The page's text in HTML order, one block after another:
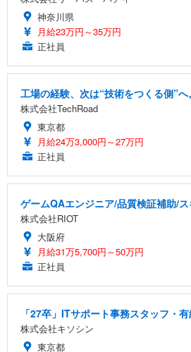
神奈川県
月給23万円～35万円
正社員
工場の経験、次は“技術をつくる側”
株式会社TechRoad
東京都
月給24万3,000円～27万円
正社員
ゲームQAエンジニア/品質検証補助/
株式会社RIOT
大阪府
月給31万5,700円～50万円
正社員
「27卒」ITサポート事務スタッフ・
株式会社キソシン
東京都